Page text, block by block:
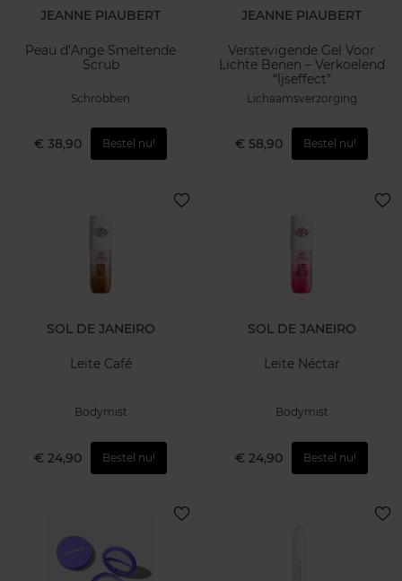
JEANNE PIAUBERT
Peau d’Ange Smeltende
Scrub
Schrobben
€ 38,90 Bestel nu!
JEANNE PIAUBERT
Verstevigende Gel Voor
Lichte Benen – Verkoelend
“Ijseffect”
Lichaamsverzorging
€ 58,90 Bestel nu!
SOL DE JANEIRO
Leite Café
Bodymist
€ 24,90 Bestel nu!
SOL DE JANEIRO
Leite Néctar
Bodymist
€ 24,90 Bestel nu!